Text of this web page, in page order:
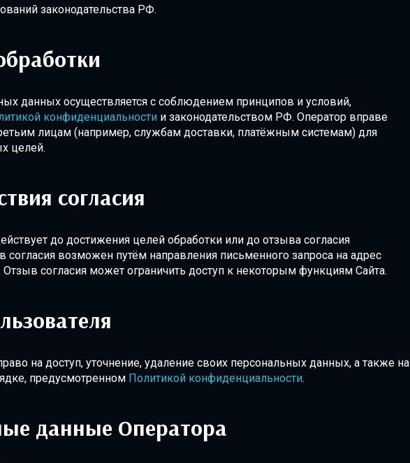
законодательства РФ.
данных осуществляется с соблюдением принципов и условий,
конфиденциальностии законодательством РФ. Оператор вправе
лицам (например, службам доставки, платёжным системам) для
целей.
согласия
до достижения целей обработки или до отзыва согласия
согласия возможен путём направления письменного запроса на адрес
Отзыв согласия может ограничить доступ к некоторым функциям Сайта.
на доступ, уточнение, удаление своих персональных данных, а также на
предусмотренном Политикой конфиденциальности.
данные Оператора